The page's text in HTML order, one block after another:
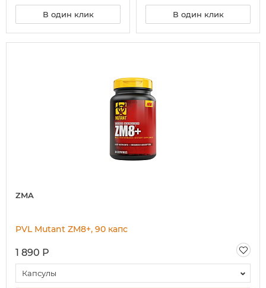
В один клик В один клик
ZMA
PVL Mutant ZM8+, 90 капс
1 890 Р
Капсулы